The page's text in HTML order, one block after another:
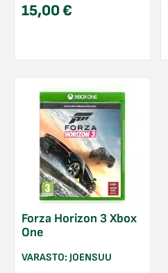
15,00€
Forza Horizon 3 Xbox
One
VARASTO: JOENSUU